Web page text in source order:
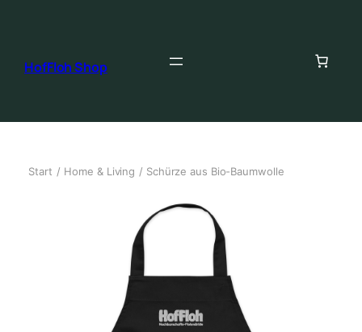
HofFloh Shop
Start / Home & Living / Schürze aus Bio-Baumwolle